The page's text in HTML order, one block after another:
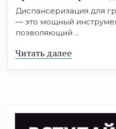
Диспансеризация для
— это мощный
позволяющий ...
Читать далее